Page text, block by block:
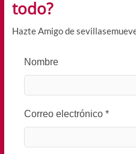
todo?
Hazte Amigo de
Nombre
Correo electrónico *